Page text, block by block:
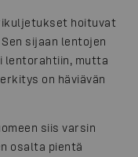
hoituvat
sijaan lentojen
lentorahtiin, mutta
on häviävän
siis varsin
osalta pientä